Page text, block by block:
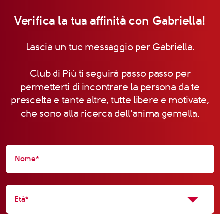
Verifica la tua affinità con Gabriella!
Lascia un tuo messaggio per Gabriella.
Club di Più ti seguirà passo passo per
permetterti di incontrare la persona da te
prescelta e tante altre, tutte libere e motivate,
che sono alla ricerca dell'anima gemella.